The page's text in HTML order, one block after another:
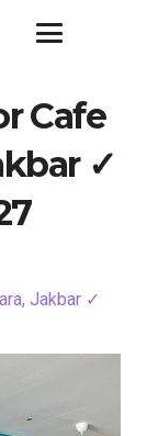
Cafe
✓
Jakbar ✓